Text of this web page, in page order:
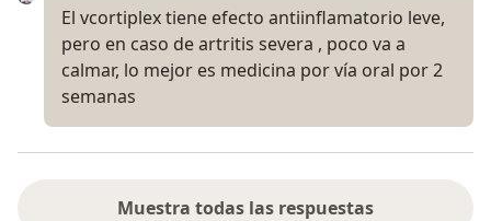
El vcortiplex tiene efecto antiinflamatorio leve,
pero en caso de artritis severa , poco va a
calmar, lo mejor es medicina por vía oral por 2
semanas
Muestra todas las respuestas